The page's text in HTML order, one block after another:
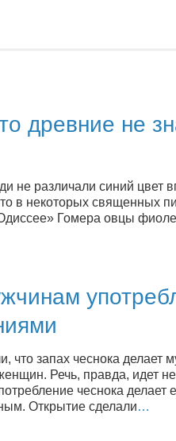
древние не
не различали синий цвет
в некоторых священных
Гомера овцы
что запах чеснока делает
Речь, правда, идет
чеснока делает
Открытие сделали…